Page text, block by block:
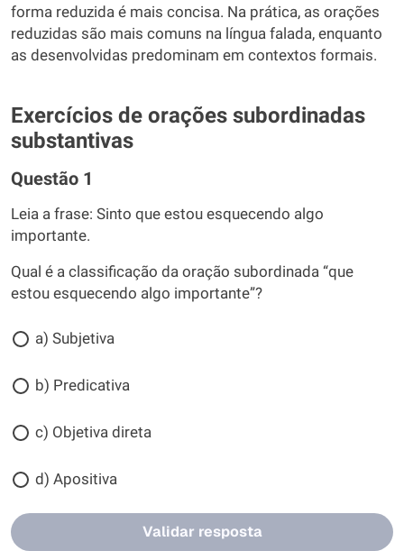
forma reduzida é mais concisa. Na prática, as orações
reduzidas são mais comuns na língua falada, enquanto
as desenvolvidas predominam em contextos formais.
Exercícios de orações subordinadas
substantivas
Questão 1
Leia a frase: Sinto que estou esquecendo algo
importante.
Qual é a classificação da oração subordinada “que
estou esquecendo algo importante”?
a) Subjetiva
b) Predicativa
c) Objetiva direta
d) Apositiva
Validar resposta